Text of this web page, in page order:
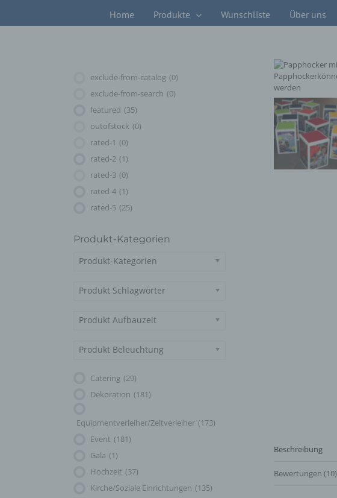
springen
Home Produkte Wunschliste Über uns
Beschreibung
Bewertungen (10)
exclude-from-catalog (0)
exclude-from-search (0)
featured (35)
outofstock (0)
rated-1 (0)
rated-2 (1)
rated-3 (0)
rated-4 (1)
rated-5 (25)
Produkt-Kategorien
Produkt-Kategorien
Produkt Schlagwörter
Produkt Aufbauzeit
Produkt Beleuchtung
Catering (29)
Dekoration (181)
Equipmentverleiher/Zeltverleiher (173)
Event (181)
Gala (1)
Hochzeit (37)
Kirche/Soziale Einrichtungen (135)